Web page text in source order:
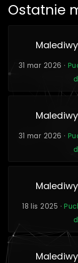
Ostatnie
Malediwy
31 mar 2026 ·
Malediwy
31 mar 2026 ·
Malediwy
18 lis 2025 ·
Malediwy